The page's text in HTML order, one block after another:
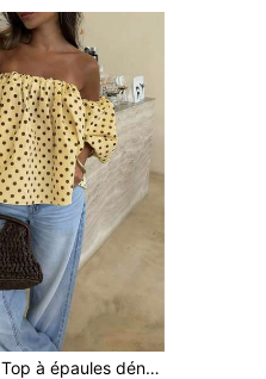
Top à épaules dénudées plissé à pois et couleurs contrastées pour femmes, convient pour la plage et le port quotidien, printemps/été jaune